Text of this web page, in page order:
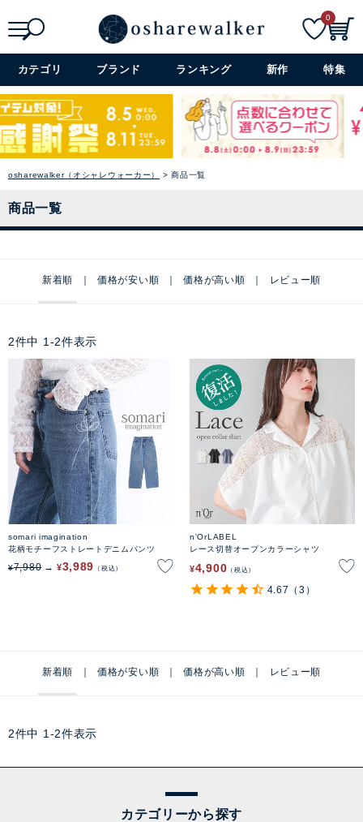
詳細検索+
0
カテゴリ ブランド ランキング 新作 特集
osharewalker（オシャレウォーカー） 商品一覧
商品一覧
新着順 価格が安い順 価格が高い順 レビュー順
2件中 1 -2件表示
somari imagination
花柄モチーフストレートデニムパンツ
¥7,980 ¥3,989 税込
n'OrLABEL
レース切替オープンカラーシャツ
¥4,900 税込
4.67 （3）
新着順 価格が安い順 価格が高い順 レビュー順
2件中 1 -2件表示
カテゴリーから探す